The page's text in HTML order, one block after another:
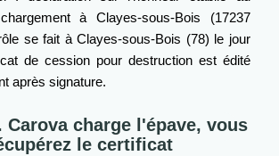
à Clayes-sous-Bois (17237
se fait à Clayes-sous-Bois (78) le jour
de cession pour destruction est édité
après signature.
Carova charge l'épave, vous
le certificat